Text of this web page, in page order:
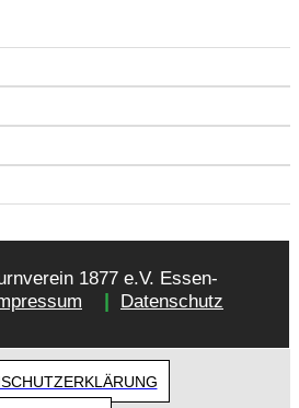
1877 e.V. Essen-
| Datenschutz